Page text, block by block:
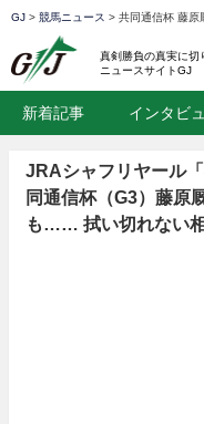
GJ > 競馬ニュース > 共同通信杯 藤原
真剣勝負の真実に切
ニュースサイトGJ
新着記事 インタビ
JRAシャフリヤール
同通信杯（G3）藤原
も…… 拭い切れない